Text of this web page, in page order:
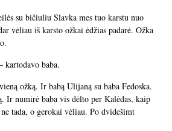
su bičiuliu Slavka mes tuo karstu nuo
vėliau iš karsto ožkai ėdžias padarė. Ožka
kartodavo baba.
ožką. Ir babą Ulijaną su baba Fedoska.
Ir numirė baba vis dėlto per Kalėdas, kaip
tada, o gerokai vėliau. Po dvidešimt